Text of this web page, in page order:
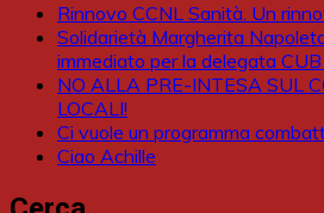
Rinnovo CCNL Sanità. Un
Solidarietà Margherita
immediato per la delegata
NO ALLA PRE-INTESA SUL
LOCALI!
Ci vuole un programma
Ciao Achille